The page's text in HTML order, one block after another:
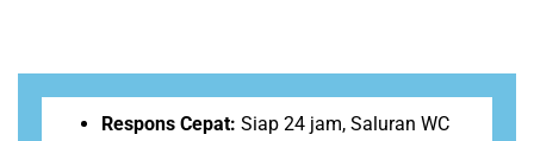
Respons Cepat: Siap 24 jam, Saluran WC